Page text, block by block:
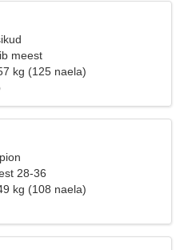
meest
kg (125 naela)
28-36
kg (108 naela)